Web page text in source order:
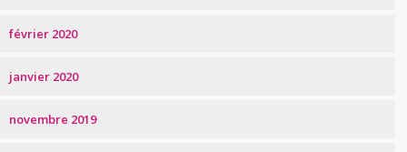
février 2020
janvier 2020
novembre 2019